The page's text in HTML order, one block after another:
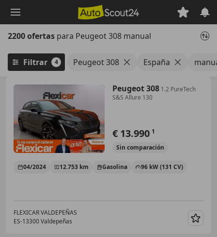
principal
2200 ofertas para Peugeot 308 manual
Filtrar 4 Peugeot 308 España
Peugeot 308 1.2 PureTech
S&S Allure 130
€ 13.990 1
Sin comparación
04/2024 12.753 km Gasolina 96 kW (131 CV)
FLEXICAR VALDEPEÑAS
ES-13300 Valdepeñas